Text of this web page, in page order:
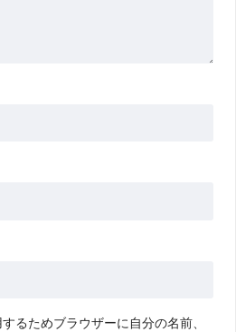
るためブラウザーに自分の名前、